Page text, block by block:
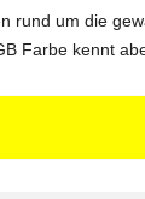
rund um die
Farbe kennt